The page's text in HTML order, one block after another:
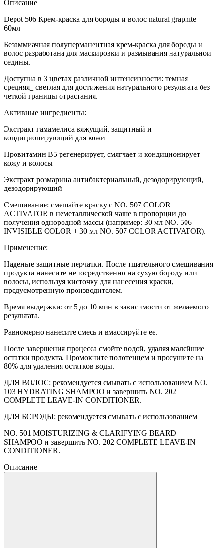
Описание
Depot 506 Крем-краска для бороды и волос natural graphite
60мл
Безаммиачная полуперманентная крем-краска для бороды и
волос разработана для маскировки и размывания натуральной
седины.
Доступна в 3 цветах различной интенсивности: темная_
средняя_ светлая для достижения натурального результата без
четкой границы отрастания.
Активные ингредиенты:
Экстракт гамамелиса вяжущий, защитный и
кондиционирующий для кожи
Провитамин B5 регенерирует, смягчает и кондиционирует
кожу и волосы
Экстракт розмарина антибактериальный, дезодорирующий,
дезодорирующий
Смешивание: смешайте краску с NO. 507 COLOR
ACTIVATOR в неметаллической чаше в пропорции до
получения однородной массы (например: 30 мл NO. 506
INVISIBLE COLOR + 30 мл NO. 507 COLOR ACTIVATOR).
Применение:
Наденьте защитные перчатки. После тщательного смешивания
продукта нанесите непосредственно на сухую бороду или
волосы, используя кисточку для нанесения краски,
предусмотренную производителем.
Время выдержки: от 5 до 10 мин в зависимости от желаемого
результата.
Равномерно нанесите смесь и вмассируйте ее.
После завершения процесса смойте водой, удаляя малейшие
остатки продукта. Промокните полотенцем и просушите на
80% для удаления остатков воды.
ДЛЯ ВОЛОС: рекомендуется смывать с использованием NO.
103 HYDRATING SHAMPOO и завершить NO. 202
COMPLETE LEAVE-IN CONDITIONER.
ДЛЯ БОРОДЫ: рекомендуется смывать с использованием
NO. 501 MOISTURIZING & CLARIFYING BEARD
SHAMPOO и завершить NO. 202 COMPLETE LEAVE-IN
CONDITIONER.
Описание